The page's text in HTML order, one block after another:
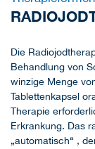
Die
Behandlung von
winzige Menge
Tablettenkapsel
Therapie
Erkrankung. Das
„automatisch“ ,